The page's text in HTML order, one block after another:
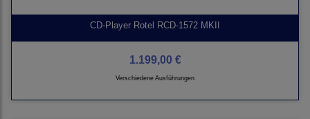
CD-Player Rotel RCD-1572 MKII
1.199,00 €
Verschiedene Ausführungen